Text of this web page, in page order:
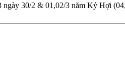
30/2 & 01,02/3 năm Kỷ Hợi